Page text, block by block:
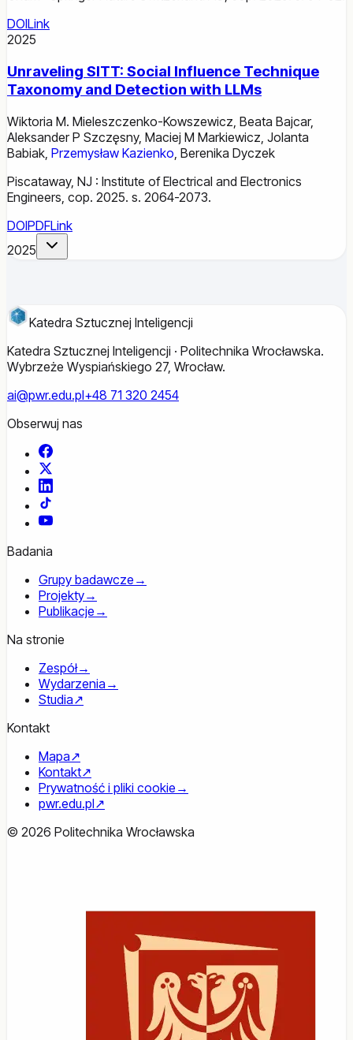
DOILink
2025
Unraveling SITT: Social Influence Technique
Taxonomy and Detection with LLMs
Wiktoria M. Mieleszczenko-Kowszewicz Beata Bajcar,
Aleksander P Szczęsny, Maciej M Markiewicz Jolanta
Babiak Przemysław Kazienko Berenika Dyczek
Piscataway, NJ : Institute of Electrical and Electronics
Engineers, cop. 2025. s. 2064-2073.
DOIPDFLink
2025
Katedra Sztucznej Inteligencji
Katedra Sztucznej Inteligencji · Politechnika Wrocławska.
Wybrzeże Wyspiańskiego 27, Wrocław.
ai@pwr.edu.pl+48 71 320 2454
Obserwuj nas
Facebook
YouTube
Badania
Grupy badawcze →
Projekty→
Publikacje →
Na stronie
Zespół→
Wydarzenia →
Studia↗
Kontakt
Mapa↗
Kontakt↗
Prywatność i pliki cookie →
pwr.edu.pl↗
© 2026 Politechnika Wrocławska